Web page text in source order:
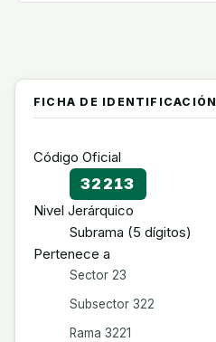
FICHA DE IDENTIFICACIÓN
Código Oficial
32213
Nivel Jerárquico
Subrama (5 dígitos)
Pertenece a
Sector 23
Subsector 322
Rama 3221